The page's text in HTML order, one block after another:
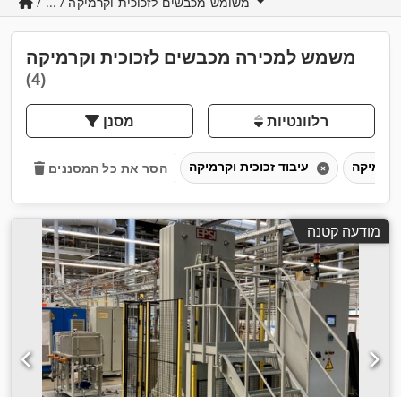
משמש למכירה מכבשים לזכוכית וקרמיקה
(4)
מסנן רלוונטיות
הסר את כל המסננים
מודעה קטנה